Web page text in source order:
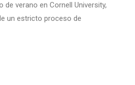
de verano en Cornell University,
un estricto proceso de